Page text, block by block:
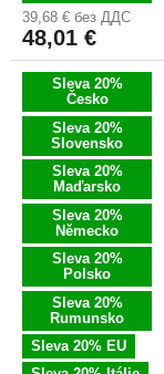
39,68 € без ДДС
48,01 €
Sleva 20%
Česko
Sleva 20%
Slovensko
Sleva 20%
Maďarsko
Sleva 20%
Německo
Sleva 20%
Polsko
Sleva 20%
Rumunsko
Sleva 20% EU